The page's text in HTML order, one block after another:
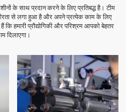
के साथ प्रदान करने के लिए प्रतिबद्ध है। टीम
से लगा हुआ है और अपने प्रत्येक काम के लिए
कि हमारी प्रौद्योगिकी और परिश्रम आपको बेहतर
दिलाएगा।